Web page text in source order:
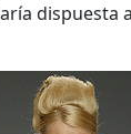
dispuesta